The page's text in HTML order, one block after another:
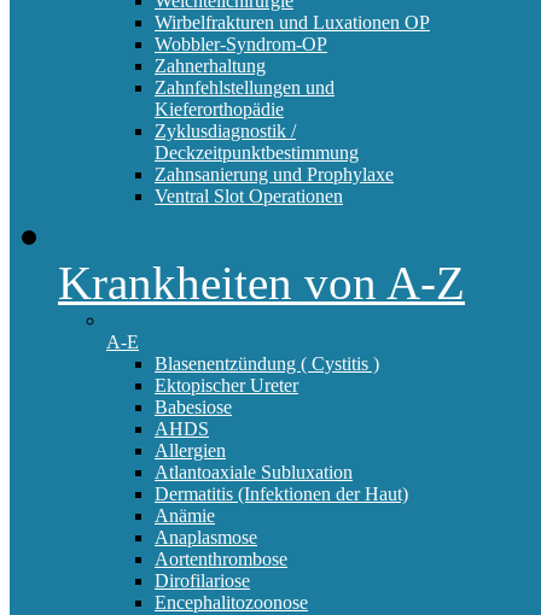
Wirbelfrakturen und Luxationen OP
Wobbler-Syndrom-OP
Zahnerhaltung
Zahnfehlstellungen und
Kieferorthopädie
Zyklusdiagnostik /
Deckzeitpunktbestimmung
Zahnsanierung und Prophylaxe
Ventral Slot Operationen
Krankheiten von A-Z
A-E
Blasenentzündung ( Cystitis )
Ektopischer Ureter
Babesiose
AHDS
Allergien
Atlantoaxiale Subluxation
Dermatitis (Infektionen der Haut)
Anämie
Anaplasmose
Aortenthrombose
Dirofilariose
Encephalitozoonose